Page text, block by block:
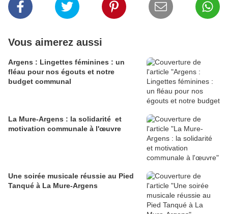
Vous aimerez aussi
Argens : Lingettes féminines : un
fléau pour nos égouts et notre
budget communal
La Mure-Argens : la solidarité et
motivation communale à l'œuvre
Une soirée musicale réussie au Pied
Tanqué à La Mure-Argens